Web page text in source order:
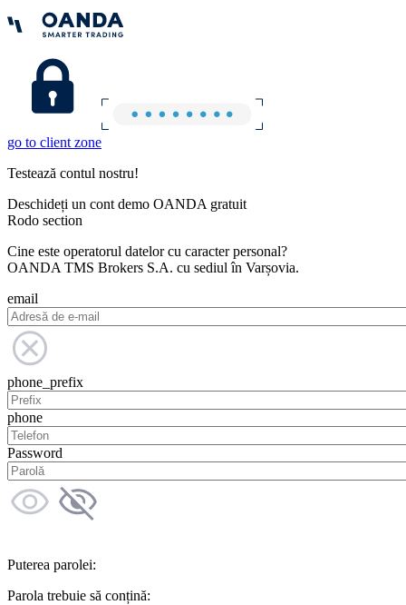
go to client zone
Testează contul nostru!
Deschideți un cont demo OANDA gratuit
Rodo section
Cine este operatorul datelor cu caracter personal?
OANDA TMS Brokers S.A. cu sediul în Varșovia.
email
phone_prefix
phone
Password
Puterea parolei:
Parola trebuie să conțină: